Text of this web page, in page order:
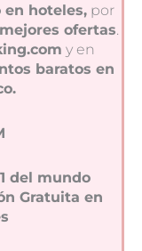
hoteles,por
mejores ofertas
y en
baratos en
del mundo
Gratuita en